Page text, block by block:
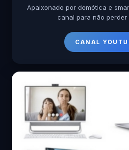
Apaixonado por domótica e
canal para não perder
CANAL